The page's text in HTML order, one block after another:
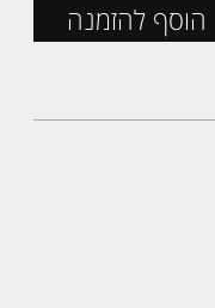
הוסף להזמנה